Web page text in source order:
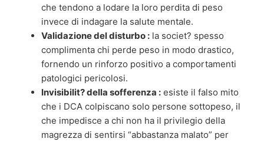
che tendono a lodare la loro perdita di peso
invece di indagare la salute mentale.
Validazione del disturbo : la societ? spesso
complimenta chi perde peso in modo drastico,
fornendo un rinforzo positivo a comportamenti
patologici pericolosi.
Invisibilit? della sofferenza : esiste il falso mito
che i DCA colpiscano solo persone sottopeso, il
che impedisce a chi non ha il privilegio della
magrezza di sentirsi “abbastanza malato” per